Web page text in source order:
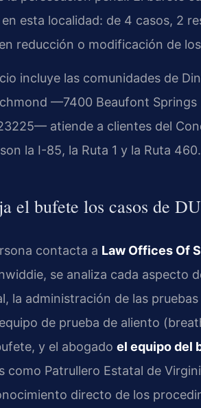
esta localidad: de 4 casos, 2
reducción o modificación de
incluye las comunidades de
—7400 Beaufont Springs
atiende a clientes del
la I-85, la Ruta 1 y la Ruta
el bufete los casos de
contacta a Law Offices Of
se analiza cada aspecto
la administración de las
de prueba de aliento
y el abogado el equipo del
como Patrullero Estatal de
directo de los